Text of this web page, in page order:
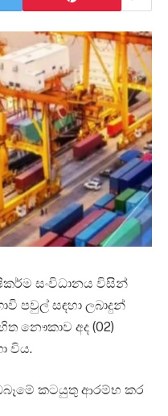
සංවිධානය විසින්
පවුල් සඳහා ලබාදුන්
නෞකාව අද (02)
විය.
කටයුතු ආරම්භ කර